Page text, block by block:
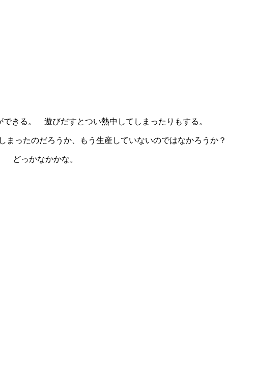
きる。 遊びだすとつい熱中してしまったりもする。
ったのだろうか、もう生産していないのではなかろうか？
どっかなかかな。